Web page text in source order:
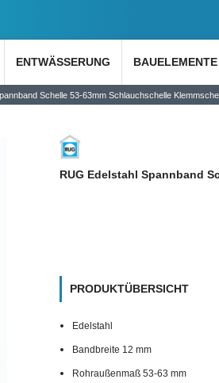
ENTWÄSSERUNG BAUELEMENTE
Schelle 53-63mm Schlauchschelle
RUG Edelstahl Spannband
PRODUKTÜBERSICHT
Edelstahl
Bandbreite 12 mm
Rohraußenmaß 53-63 mm